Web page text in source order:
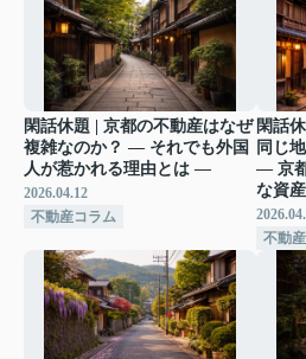
閑話休題 | 京都の不動産はなぜ
複雑なのか？ ― それでも外国
人が惹かれる理由とは ―
2026.04.12
不動産コラム
閑話
同じ
― 京
な資
不動